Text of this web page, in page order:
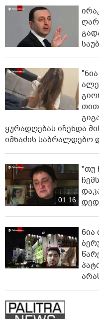
ყურადღებას იჩენდა
იმნაძის საბრალდებო
01:16
"თუ
ნია